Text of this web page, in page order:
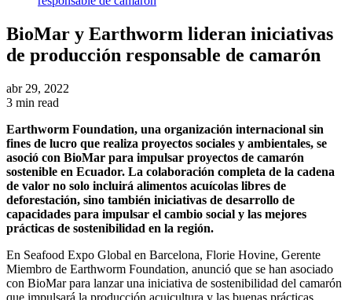
BioMar y Earthworm lideran iniciativas
de producción responsable de camarón
abr 29, 2022
3 min read
Earthworm Foundation, una organización internacional sin
fines de lucro que realiza proyectos sociales y ambientales, se
asoció con BioMar para impulsar proyectos de camarón
sostenible en Ecuador. La colaboración completa de la cadena
de valor no solo incluirá alimentos acuícolas libres de
deforestación, sino también iniciativas de desarrollo de
capacidades para impulsar el cambio social y las mejores
prácticas de sostenibilidad en la región.
En Seafood Expo Global en Barcelona, Florie Hovine, Gerente
Miembro de Earthworm Foundation, anunció que se han asociado
con BioMar para lanzar una iniciativa de sostenibilidad del camarón
que impulsará la producción acuicultura y las buenas prácticas